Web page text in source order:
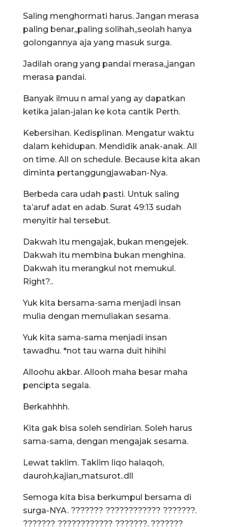
Saling menghormati harus. Jangan merasa
paling benar,,paling solihah,,seolah hanya
golongannya aja yang masuk surga.
Jadilah orang yang pandai merasa,,jangan
merasa pandai.
Banyak ilmuu n amal yang ay dapatkan
ketika jalan-jalan ke kota cantik Perth.
Kebersihan. Kedisplinan. Mengatur waktu
dalam kehidupan. Mendidik anak-anak. All
on time. All on schedule. Because kita akan
diminta pertanggungjawaban-Nya.
Berbeda cara udah pasti. Untuk saling
ta’aruf adat en adab. Surat 49:13 sudah
menyitir hal tersebut.
Dakwah itu mengajak, bukan mengejek.
Dakwah itu membina bukan menghina.
Dakwah itu merangkul not memukul.
Right?..
Yuk kita bersama-sama menjadi insan
mulia dengan memuliakan sesama.
Yuk kita sama-sama menjadi insan
tawadhu. *not tau warna duit hihihi
Alloohu akbar. Allooh maha besar maha
pencipta segala.
Berkahhhh.
Kita gak bisa soleh sendirian. Soleh harus
sama-sama, dengan mengajak sesama.
Lewat taklim. Taklim liqo halaqoh,
dauroh,kajian,,matsurot..dll
Semoga kita bisa berkumpul bersama di
surga-NYA. ??????? ???????????? ???????.
??????? ???????????? ???????. ???????